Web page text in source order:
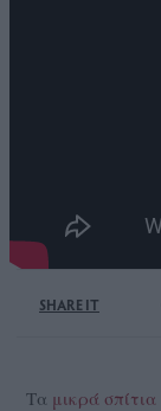
SHARE IT
Τα μικρά σπίτια